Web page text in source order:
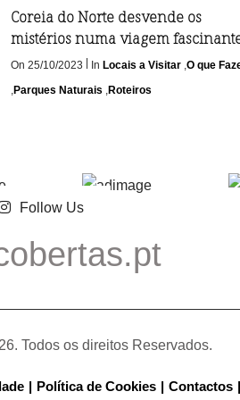
Coreia do Norte desvende os
mistérios numa viagem
On 25/10/2023 In Locais a Visitar,O que
,Parques Naturais ,Roteiros
Follow Us
Todos os direitos Reservados.
Política de Cookies Contactos